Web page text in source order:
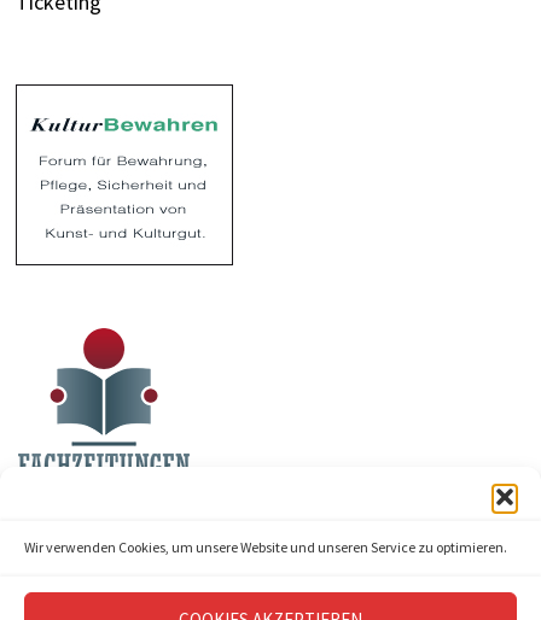
Wir verwenden Cookies, um unsere Website und unseren Service zu optimieren.